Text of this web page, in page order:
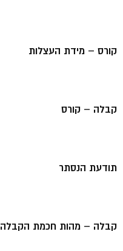
קורס – מידת העצלות
קבלה – קורס
תודעת הנסתר
קבלה – מהות חכמת הקבלה